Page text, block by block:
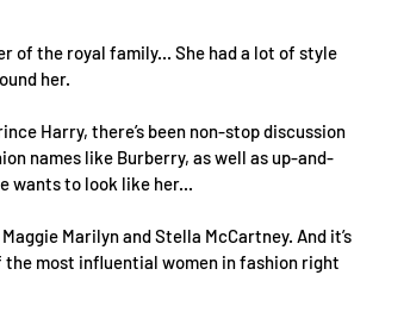
of the royal family... She had a lot of style
her.
Harry, there’s been non-stop discussion
names like Burberry, as well as up-and-
wants to look like her...
Marilyn and Stella McCartney. And it’s
the most influential women in fashion right